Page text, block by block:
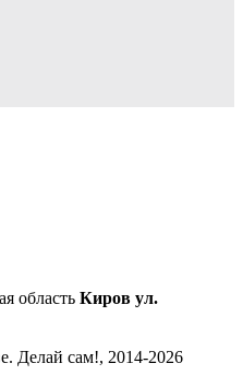
область Киров ул.
Делай сам!, 2014-2026